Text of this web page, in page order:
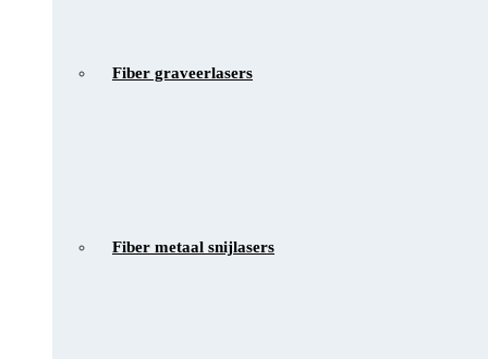
Fiber graveerlasers
Fiber metaal snijlasers